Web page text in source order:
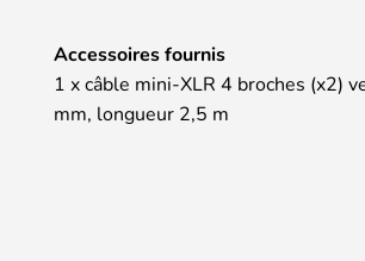
Accessoires fournis
1 x câble mini-XLR 4 broches (x2)
mm, longueur 2,5 m